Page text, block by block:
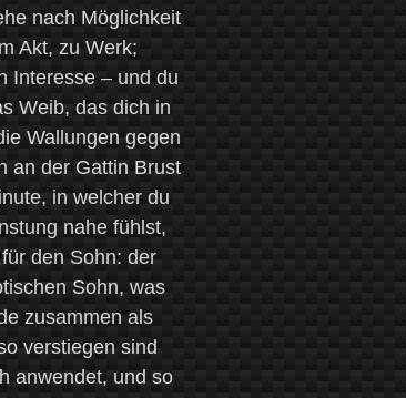
nach Möglichkeit
Akt, zu Werk;
Interesse – und du
Weib, das dich in
Wallungen gegen
an der Gattin Brust
in welcher du
nahe fühlst,
den Sohn: der
Sohn, was
zusammen als
verstiegen sind
anwendet, und so